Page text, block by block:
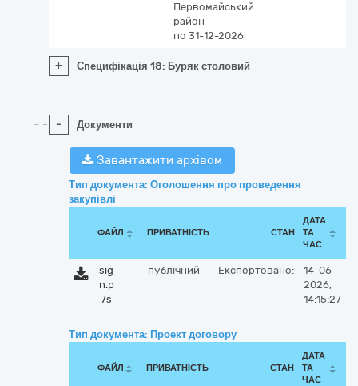
Первомайський
район
по 31-12-2026
+ Специфікація 18: Буряк столовий
- Документи
Завантажити архівом
Тип документа: Оголошення про проведення
закупівлі
ФАЙЛ ПРИВАТНІСТЬ СТАН
ДАТА
ТА
ЧАС
sig
n.p
7s
публічний Експортовано:
14-06-
2026,
14:15:27
Тип документа: Проект договору
ФАЙЛ ПРИВАТНІСТЬ СТАН
ДАТА
ТА
ЧАС